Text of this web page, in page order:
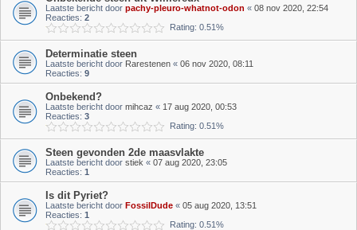
Laatste bericht door pachy-pleuro-whatnot-odon « 08 nov 2020, 22:54
Reacties: 2
Rating: 0.51%
Determinatie steen
Laatste bericht door Rarestenen « 06 nov 2020, 08:11
Reacties: 9
Onbekend?
Laatste bericht door mihcaz « 17 aug 2020, 00:53
Reacties: 3
Rating: 0.51%
Steen gevonden 2de maasvlakte
Laatste bericht door stiek « 07 aug 2020, 23:05
Reacties: 1
Is dit Pyriet?
Laatste bericht door FossilDude « 05 aug 2020, 13:51
Reacties: 1
Rating: 0.51%